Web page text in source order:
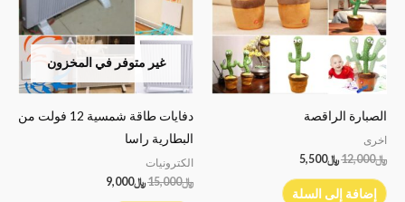
الصبارة الراقصة
اخرى
﷼12,000﷼5,500
إضافة إلى السلة
غير متوفر في المخزون
دفايات طاقة شمسية 12 فولت من
البطارية راسا
الكترونيات
﷼15,000﷼9,000